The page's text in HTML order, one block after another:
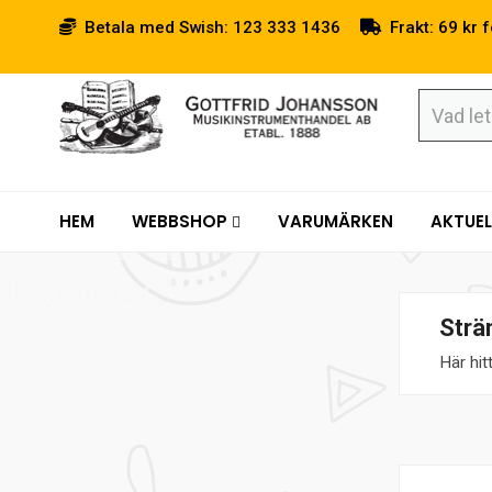
Betala med Swish: 123 333 1436 Frakt: 69 kr
HEM WEBBSHOP VARUMÄRKEN
Här